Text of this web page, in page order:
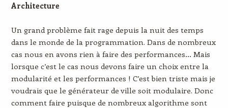
Architecture
Un grand problème fait rage depuis la nuit des temps
dans le monde de la programmation. Dans de nombreux
cas nous en avons rien à faire des performances… Mais
lorsque c’est le cas nous devons faire un choix entre la
modularité et les performances ! C’est bien triste mais je
voudrais que le générateur de ville soit modulaire. Donc
comment faire puisque de nombreux algorithme sont